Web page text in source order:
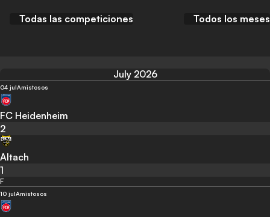
Todas las competiciones Todos los meses
July 2026
04 julAmistosos
FC Heidenheim
2
Altach
1
F
10 julAmistosos